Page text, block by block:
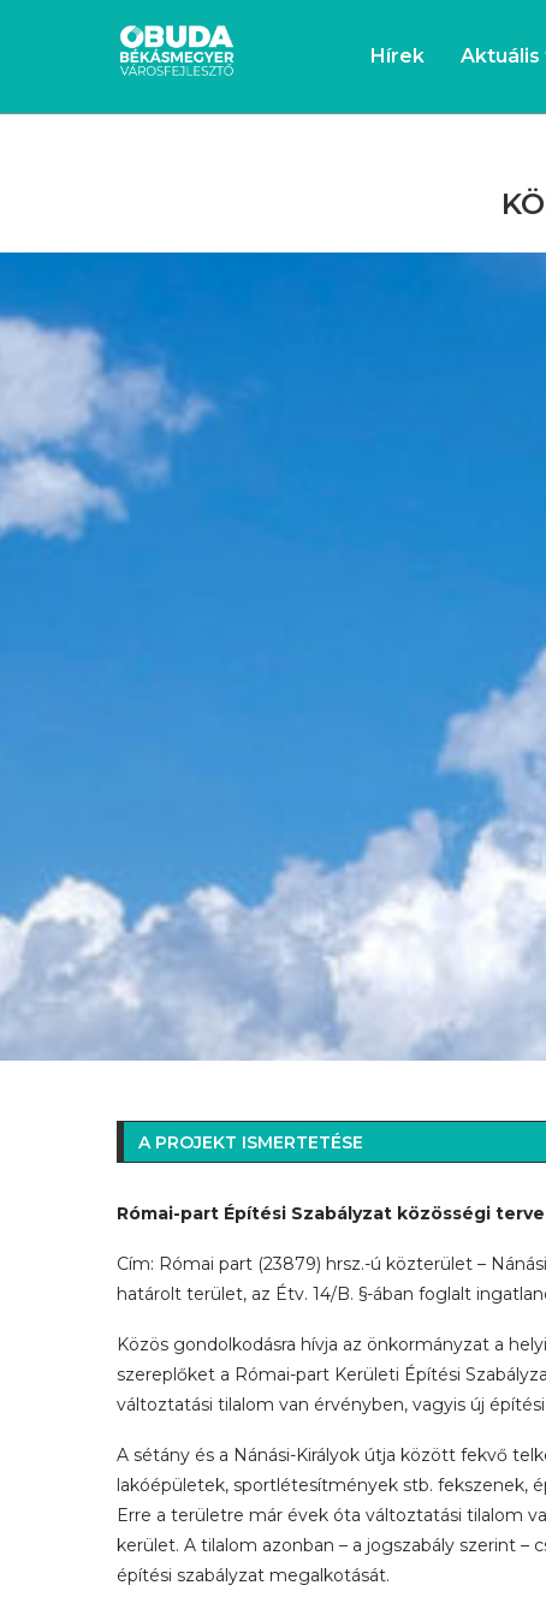
Hírek
A PROJEKT ISMERTETÉSE
Római-part Építési Szabályzat közösségi
Cím: Római part (23879) hrsz.-ú közterület –
határolt terület, az Étv. 14/B. §-ában foglalt
Közös gondolkodásra hívja az önkormányzat a
szereplőket a Római-part Kerületi Építési
változtatási tilalom van érvényben, vagyis új
A sétány és a Nánási-Királyok útja között fekvő
lakóépületek, sportlétesítmények stb. fekszenek,
Erre a területre már évek óta változtatási tilalom
kerület. A tilalom azonban – a jogszabály szerint
építési szabályzat megalkotását.